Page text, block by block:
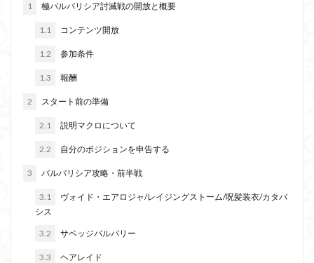
1 極バルバリシア討滅戦の開放と概要
1.1 コンテンツ開放
1.2 参加条件
1.3 報酬
2 スタート前の準備
2.1 説明マクロについて
2.2 自分のポジションを申告する
3 バルバリシア攻略・前半戦
3.1
ヴォイド・エアロジャ/レイジングストーム/呪髪装衣/カタバ
シス
3.2 サベッジバルバリー
3.3 ヘアレイド